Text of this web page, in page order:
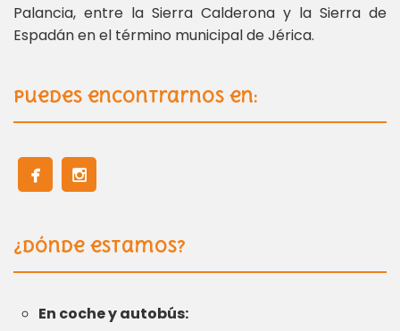
Palancia, entre la Sierra Calderona y la Sierra de
Espadán en el término municipal de Jérica.
Puedes encontrarnos en:
¿Dónde estamos?
En coche y autobús: